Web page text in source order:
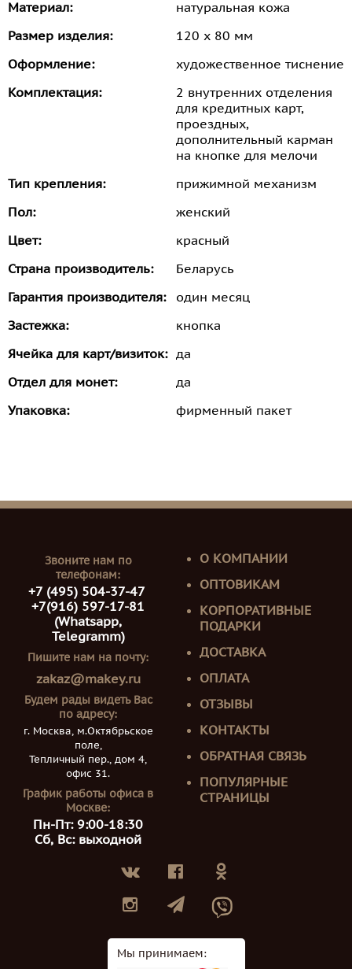
Материал:
натуральная кожа
Размер изделия:
120 х 80 мм
Оформление:
художественное тиснение
Комплектация:
2 внутренних отделения
для кредитных карт,
проездных,
дополнительный карман
на кнопке для мелочи
Тип крепления:
прижимной механизм
Пол:
женский
Цвет:
красный
Страна производитель:
Беларусь
Гарантия производителя:
один месяц
Застежка:
кнопка
Ячейка для карт/визиток:
да
Отдел для монет:
да
Упаковка:
фирменный пакет
Звоните нам по
телефонам:
+7 (495) 504-37-47
+7(916) 597-17-81
(Whatsapp,
Telegramm)
Пишите нам на почту:
zakaz@makey.ru
Будем рады видеть Вас
по адресу:
г. Москва, м.Октябрьское
поле,
Тепличный пер., дом 4,
офис 31.
График работы офиса в
Москве:
Пн-Пт: 9:00-18:30
Сб, Вс: выходной
О КОМПАНИИ
ОПТОВИКАМ
КОРПОРАТИВНЫЕ
ПОДАРКИ
ДОСТАВКА
ОПЛАТА
ОТЗЫВЫ
КОНТАКТЫ
ОБРАТНАЯ СВЯЗЬ
ПОПУЛЯРНЫЕ
СТРАНИЦЫ
Мы принимаем: